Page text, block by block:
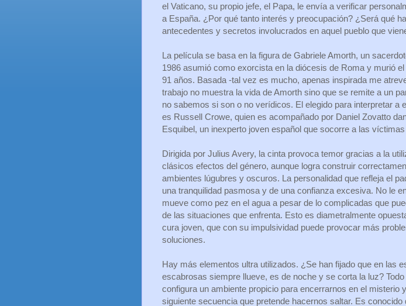
el Vaticano, su propio jefe, el Papa, le envía a verificar
a España. ¿Por qué tanto interés y preocupación? ¿Será qué
antecedentes y secretos involucrados en aquel pueblo que
La película se basa en la figura de Gabriele Amorth, un
1986 asumió como exorcista en la diócesis de Roma y murió el
91 años. Basada -tal vez es mucho, apenas inspirada me
trabajo no muestra la vida de Amorth sino que se remite a un
no sabemos si son o no verídicos. El elegido para interpretar a
es Russell Crowe, quien es acompañado por Daniel Zovatto
Esquibel, un inexperto joven español que socorre a las
Dirigida por Julius Avery, la cinta provoca temor gracias a la
clásicos efectos del género, aunque logra construir
ambientes lúgubres y oscuros. La personalidad que refleja el
una tranquilidad pasmosa y de una confianza excesiva. No le
mueve como pez en el agua a pesar de lo complicadas que
de las situaciones que enfrenta. Esto es diametralmente
cura joven, que con su impulsividad puede provocar más
soluciones.
Hay más elementos ultra utilizados. ¿Se han fijado que en las
escabrosas siempre llueve, es de noche y se corta la luz?
configura un ambiente propicio para encerrarnos en el misterio
siguiente secuencia que pretende hacernos saltar. Es conocido